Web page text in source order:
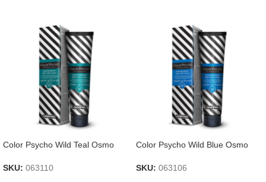
Color Psycho Wild Teal Osmo
SKU: 063110
Color Psycho Wild Blue Osmo
SKU: 063106